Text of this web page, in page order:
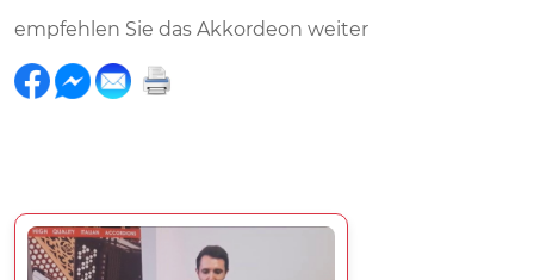
empfehlen Sie das Akkordeon weiter